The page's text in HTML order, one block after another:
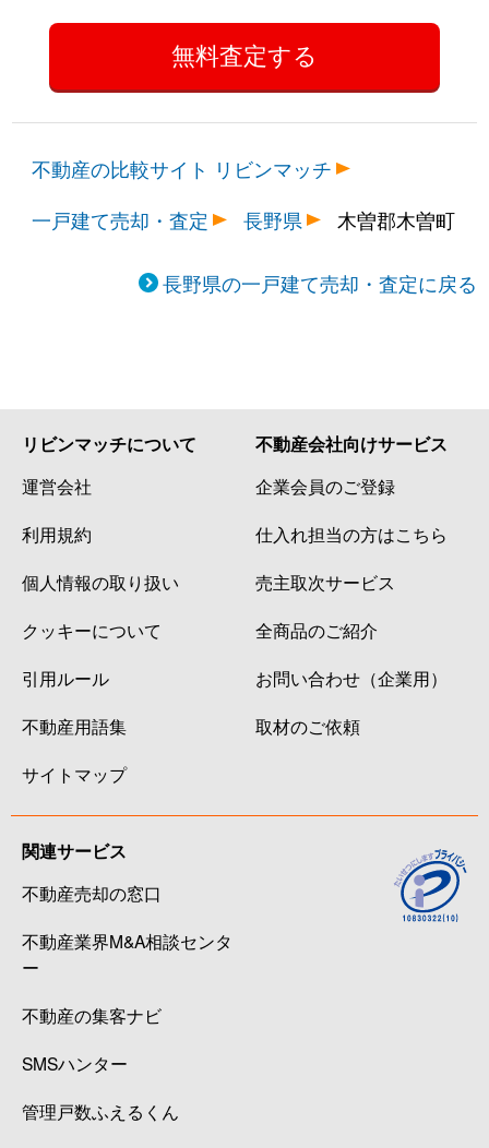
不動産の比較サイト リビンマッチ
一戸建て売却・査定
長野県 木曽郡木曽町
長野県の一戸建て売却・査定に戻る
リビンマッチについて
運営会社
利用規約
個人情報の取り扱い
クッキーについて
引用ルール
不動産用語集
サイトマップ
不動産会社向けサービス
企業会員のご登録
仕入れ担当の方はこちら
売主取次サービス
全商品のご紹介
お問い合わせ（企業用）
取材のご依頼
関連サービス
不動産売却の窓口
不動産業界M&A相談センタ
ー
不動産の集客ナビ
SMSハンター
管理戸数ふえるくん